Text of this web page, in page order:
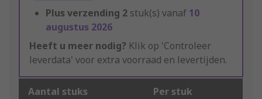
Plus verzending 2 stuk(s) vanaf 10
augustus 2026
Heeft u meer nodig? Klik op 'Controleer
leverdata' voor extra voorraad en levertijden.
Aantal stuks Per stuk